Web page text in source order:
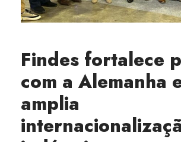
Findes fortalece
com a Alemanha
amplia